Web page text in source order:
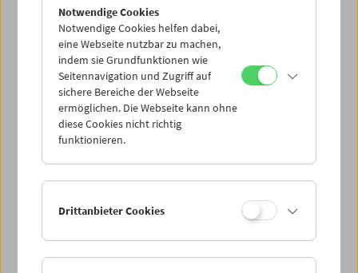
Di 11.5.
Mi 12.5.
Do 13.5.
So 16.5.
Notwendige Cookies
Notwendige Cookies helfen dabei,
eine Webseite nutzbar zu machen,
indem sie Grundfunktionen wie
Seitennavigation und Zugriff auf
sichere Bereiche der Webseite
ermöglichen. Die Webseite kann ohne
diese Cookies nicht richtig
funktionieren.
Drittanbieter Cookies